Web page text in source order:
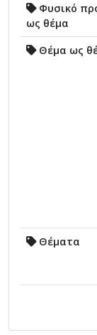
Φυσικό
ως θέμα
Θέμα ως
Θέματα